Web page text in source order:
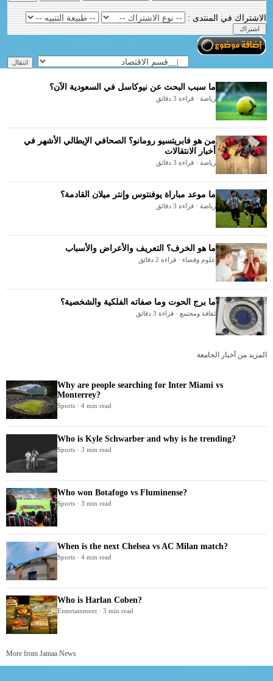
الاشتراك في المنتدى :
ما سبب البحث عن نيوكاسل في السعودية الآن؟
رياضة · قراءة 3 دقائق
من هو فابريتسيو رومانو؟ الصحافي الإيطالي الأشهر في
أخبار الانتقالات
رياضة · قراءة 3 دقائق
ما موعد مباراة يوفنتوس وإنتر ميلان القادمة؟
رياضة · قراءة 3 دقائق
ما هو الخرف؟ التعريف والأعراض والأسباب
علوم وفضاء · قراءة 2 دقائق
ما برج الحوت وما صفاته الفلكية والشخصية؟
ثقافة ومجتمع · قراءة 3 دقائق
المزيد من أخبار الجامعة
Why are people searching for Inter Miami vs
Monterrey?
Sports · 4 min read
Who is Kyle Schwarber and why is he trending?
Sports · 3 min read
Who won Botafogo vs Fluminense?
Sports · 3 min read
When is the next Chelsea vs AC Milan match?
Sports · 4 min read
Who is Harlan Coben?
Entertainment · 3 min read
More from Jamaa News